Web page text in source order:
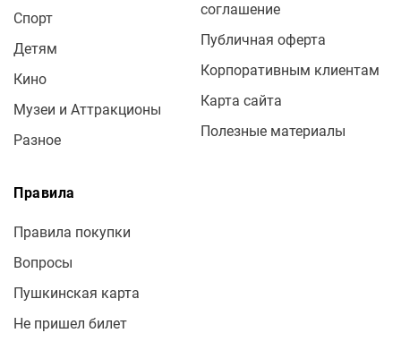
Спорт
Детям
Кино
Музеи и Аттракционы
Разное
соглашение
Публичная оферта
Корпоративным клиентам
Карта сайта
Полезные материалы
Правила
Правила покупки
Вопросы
Пушкинская карта
Не пришел билет